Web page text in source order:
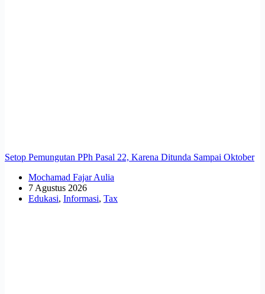
Setop Pemungutan PPh Pasal 22, Karena Ditunda Sampai Oktober
Mochamad Fajar Aulia
7 Agustus 2026
Edukasi, Informasi, Tax